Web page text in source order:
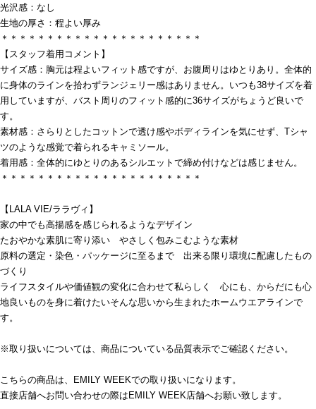
光沢感：なし
生地の厚さ：程よい厚み
＊＊＊＊＊＊＊＊＊＊＊＊＊＊＊＊＊＊＊＊＊＊
【スタッフ着用コメント】
サイズ感：胸元は程よいフィット感ですが、お腹周りはゆとりあり。全体的
に身体のラインを拾わずランジェリー感はありません。いつも38サイズを着
用していますが、バスト周りのフィット感的に36サイズがちょうど良いで
す。
素材感：さらりとしたコットンで透け感やボディラインを気にせず、Tシャ
ツのような感覚で着られるキャミソール。
着用感：全体的にゆとりのあるシルエットで締め付けなどは感じません。
＊＊＊＊＊＊＊＊＊＊＊＊＊＊＊＊＊＊＊＊＊＊
【LALA VIE/ララヴィ】
家の中でも高揚感を感じられるようなデザイン
たおやかな素肌に寄り添い やさしく包みこむような素材
原料の選定・染色・パッケージに至るまで 出来る限り環境に配慮したもの
づくり
ライフスタイルや価値観の変化に合わせて私らしく 心にも、からだにも心
地良いものを身に着けたいそんな思いから生まれたホームウエアラインで
す。
※取り扱いについては、商品についている品質表示でご確認ください。
こちらの商品は、EMILY WEEKでの取り扱いになります。
直接店舗へお問い合わせの際はEMILY WEEK店舗へお願い致します。